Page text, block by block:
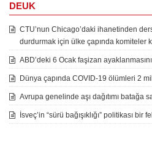
DEUK
CTU’nun Chicago’daki ihanetinden ders
durdurmak için ülke çapında komiteler
ABD’deki 6 Ocak faşizan
Dünya çapında COVID-19 ölümleri 2
Avrupa genelinde aşı dağıtımı batağa
İsveç’in “sürü bağışıklığı” politikası bir